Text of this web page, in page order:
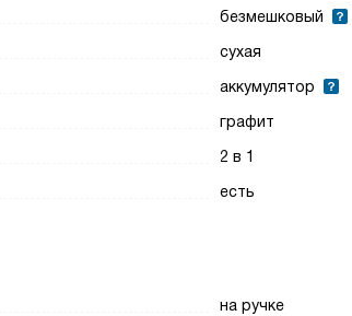
безмешковый
сухая
аккумулятор
графит
2 в 1
есть
на ручке